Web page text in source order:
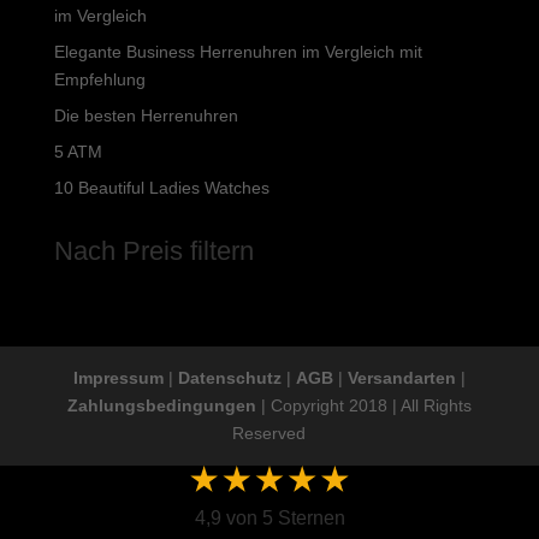
im Vergleich
Elegante Business Herrenuhren im Vergleich mit
Empfehlung
Die besten Herrenuhren
5 ATM
10 Beautiful Ladies Watches
Nach Preis filtern
Impressum| Datenschutz | AGB| Versandarten |
Zahlungsbedingungen | Copyright 2018 | All Rights
Reserved
4,9 von 5 Sternen